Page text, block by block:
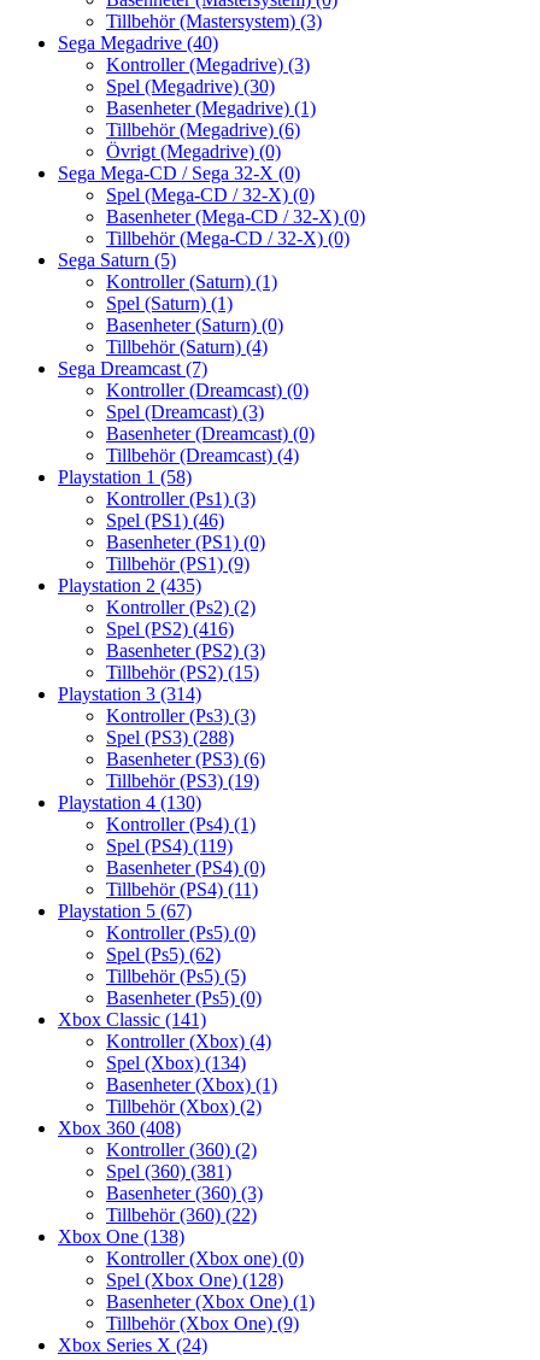
Tillbehör (Mastersystem) (3)
Sega Megadrive (40)
Kontroller (Megadrive) (3)
Spel (Megadrive) (30)
Basenheter (Megadrive) (1)
Tillbehör (Megadrive) (6)
Övrigt (Megadrive) (0)
Sega Mega-CD / Sega 32-X (0)
Spel (Mega-CD / 32-X) (0)
Basenheter (Mega-CD / 32-X) (0)
Tillbehör (Mega-CD / 32-X) (0)
Sega Saturn (5)
Kontroller (Saturn) (1)
Spel (Saturn) (1)
Basenheter (Saturn) (0)
Tillbehör (Saturn) (4)
Sega Dreamcast (7)
Kontroller (Dreamcast) (0)
Spel (Dreamcast) (3)
Basenheter (Dreamcast) (0)
Tillbehör (Dreamcast) (4)
Playstation 1 (58)
Kontroller (Ps1) (3)
Spel (PS1) (46)
Basenheter (PS1) (0)
Tillbehör (PS1) (9)
Playstation 2 (435)
Kontroller (Ps2) (2)
Spel (PS2) (416)
Basenheter (PS2) (3)
Tillbehör (PS2) (15)
Playstation 3 (314)
Kontroller (Ps3) (3)
Spel (PS3) (288)
Basenheter (PS3) (6)
Tillbehör (PS3) (19)
Playstation 4 (130)
Kontroller (Ps4) (1)
Spel (PS4) (119)
Basenheter (PS4) (0)
Tillbehör (PS4) (11)
Playstation 5 (67)
Kontroller (Ps5) (0)
Spel (Ps5) (62)
Tillbehör (Ps5) (5)
Basenheter (Ps5) (0)
Xbox Classic (141)
Kontroller (Xbox) (4)
Spel (Xbox) (134)
Basenheter (Xbox) (1)
Tillbehör (Xbox) (2)
Xbox 360 (408)
Kontroller (360) (2)
Spel (360) (381)
Basenheter (360) (3)
Tillbehör (360) (22)
Xbox One (138)
Kontroller (Xbox one) (0)
Spel (Xbox One) (128)
Basenheter (Xbox One) (1)
Tillbehör (Xbox One) (9)
Xbox Series X (24)